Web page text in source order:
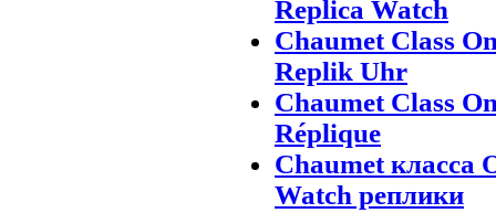
Replica Watch
Chaumet Class
Replik Uhr
Chaumet Class
Réplique
Chaumet класса
Watch реплики